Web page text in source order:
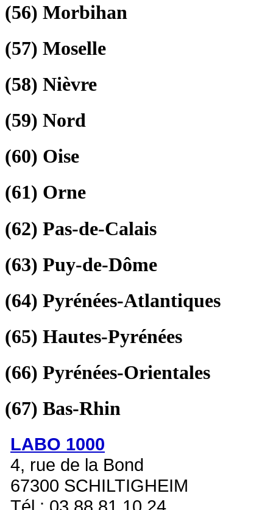
(56) Morbihan
(57) Moselle
(58) Nièvre
(59) Nord
(60) Oise
(61) Orne
(62) Pas-de-Calais
(63) Puy-de-Dôme
(64) Pyrénées-Atlantiques
(65) Hautes-Pyrénées
(66) Pyrénées-Orientales
(67) Bas-Rhin
LABO 1000
4, rue de la Bond
67300 SCHILTIGHEIM
Tél : 03 88 81 10 24